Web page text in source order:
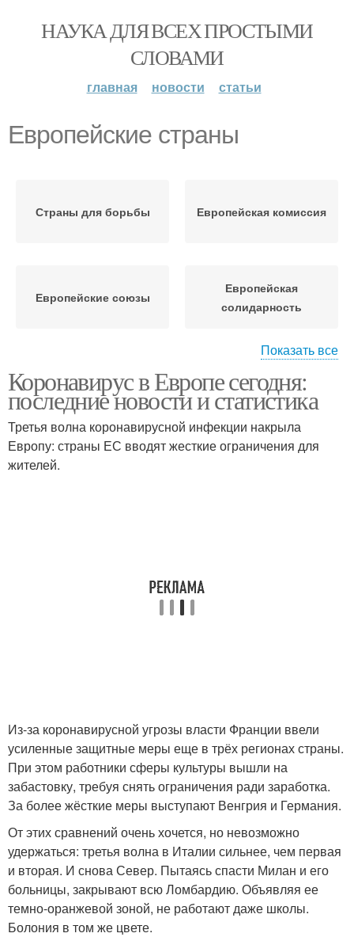
НАУКА ДЛЯ ВСЕХ ПРОСТЫМИ
СЛОВАМИ
главная новости статьи
Европейские страны
Страны для борьбы Европейская комиссия
Европейские союзы
Европейская
солидарность
страны
Страны для туризма
Страны для россии
Показать все
Коронавирус в Европе сегодня:
последние новости и статистика
Третья волна коронавирусной инфекции накрыла
Европу: страны ЕС вводят жесткие ограничения для
жителей.
Из-за коронавирусной угрозы власти Франции ввели
усиленные защитные меры еще в трёх регионах страны.
При этом работники сферы культуры вышли на
забастовку, требуя снять ограничения ради заработка.
За более жёсткие меры выступают Венгрия и Германия.
От этих сравнений очень хочется, но невозможно
удержаться: третья волна в Италии сильнее, чем первая
и вторая. И снова Север. Пытаясь спасти Милан и его
больницы, закрывают всю Ломбардию. Объявляя ее
темно-оранжевой зоной, не работают даже школы.
Болония в том же цвете.